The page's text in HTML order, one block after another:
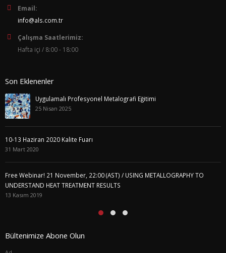
Email:
info@als.com.tr
Çalışma Saatlerimiz:
Hafta içi / 8:00 - 18:00
Son Eklenenler
Uygulamalı Profesyonel Metalografi Eğitimi
25 Nisan 2025
10-13 Haziran 2020 Kalite Fuarı
31 Mart 2020
Free Webinar! 21 November, 22:00 (AST) / USING METALLOGRAPHY TO
UNDERSTAND HEAT TREATMENT RESULTS
13 Kasım 2019
Bültenimize Abone Olun